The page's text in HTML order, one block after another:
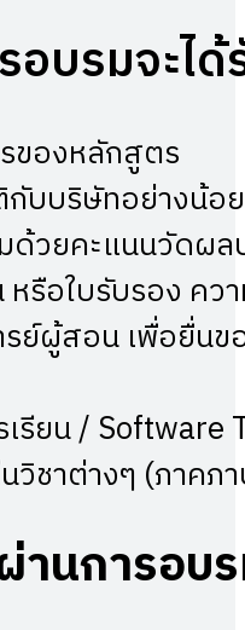
บรมจะได้
ของหลักสูตร
บบริษัทอย่างน้อ
วยคะแนนวัดผล
รือใบรับรอง คว
ย์ผู้สอน เพื่อยื่น
รียน / Software
วิชาต่างๆ (ภาคภ
านการอบ